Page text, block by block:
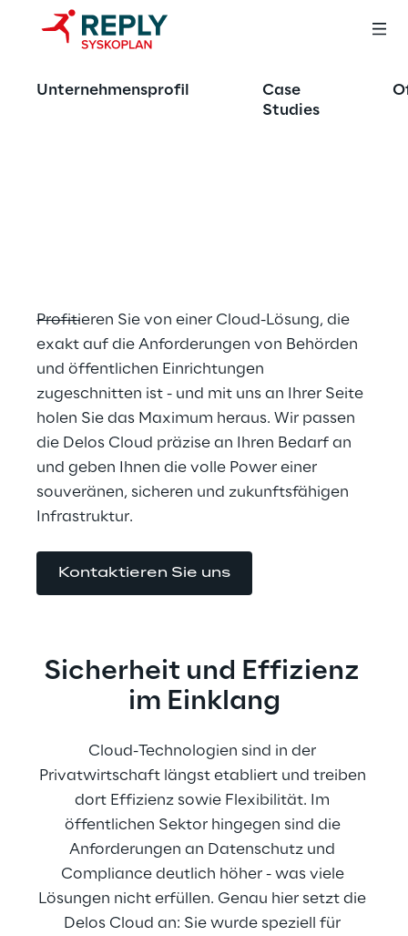
Unternehmensprofil
Case
Studies
Erleben Sie die
Profitieren Sie von einer Cloud-Lösung, die
exakt auf die Anforderungen von Behörden
und öffentlichen Einrichtungen
zugeschnitten ist - und mit uns an Ihrer Seite
holen Sie das Maximum heraus. Wir passen
die Delos Cloud präzise an Ihren Bedarf an
und geben Ihnen die volle Power einer
souveränen, sicheren und zukunftsfähigen
Infrastruktur.
Kontaktieren Sie uns
Sicherheit und Effizienz
im Einklang
Cloud-Technologien sind in der
Privatwirtschaft längst etabliert und treiben
dort Effizienz sowie Flexibilität. Im
öffentlichen Sektor hingegen sind die
Anforderungen an Datenschutz und
Compliance deutlich höher - was viele
Lösungen nicht erfüllen. Genau hier setzt die
Delos Cloud an: Sie wurde speziell für